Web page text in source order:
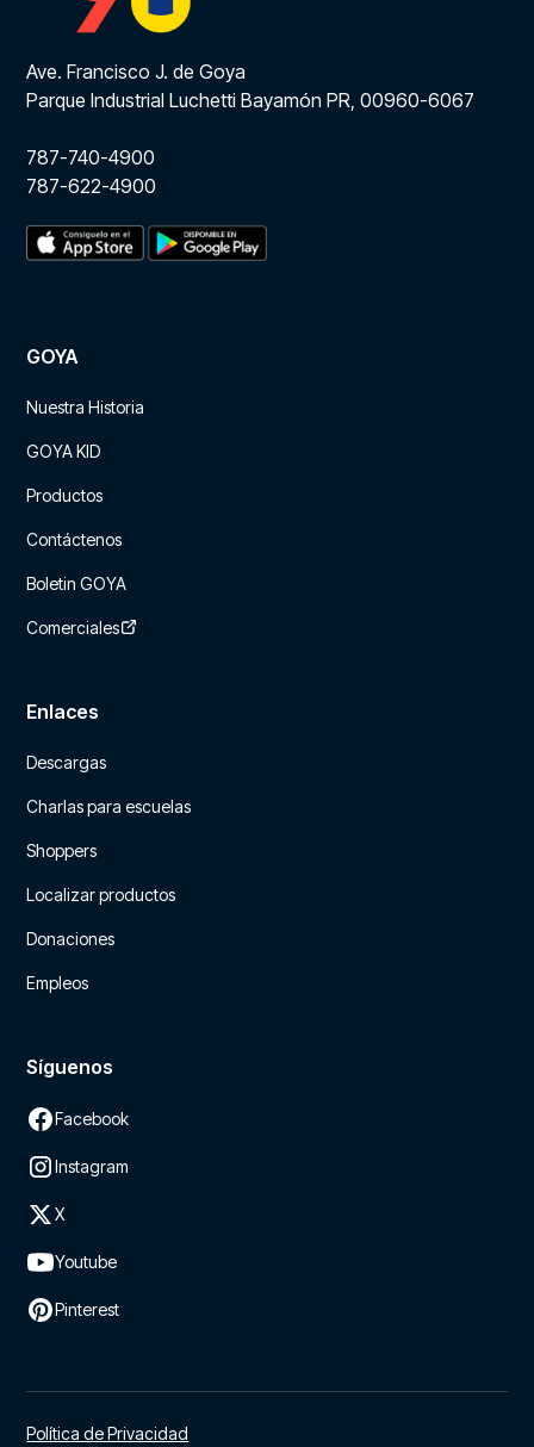
Ave. Francisco J. de Goya
Parque Industrial Luchetti Bayamón PR, 00960-6067
787-740-4900
787-622-4900
GOYA
Nuestra Historia
GOYA KID
Productos
Contáctenos
Boletin GOYA
Comerciales
Enlaces
Descargas
Charlas para escuelas
Shoppers
Localizar productos
Donaciones
Empleos
Síguenos
Facebook
Instagram
X
Youtube
Pinterest
Política de Privacidad